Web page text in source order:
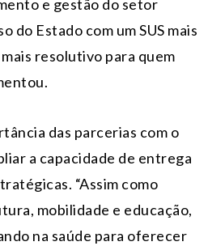
e gestão do setor
do Estado com um SUS mais
resolutivo para quem
das parcerias com o
a capacidade de entrega
“Assim como
mobilidade e educação,
na saúde para oferecer